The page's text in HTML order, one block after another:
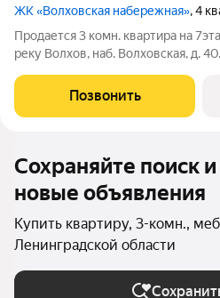
ЖК «Волховская набережная», 4
Продается 3 комн. квартира на
реку Волхов, наб. Волховская, д.
Квартира в отличном состоянии,
дорогих
Позвонить
Сохраняйте поиск
новые объявления
Купить квартиру, 3-комн.,
Ленинградской области